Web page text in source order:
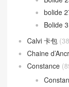
bolide
Bolide
Calvi 卡包
Chaine
Constance